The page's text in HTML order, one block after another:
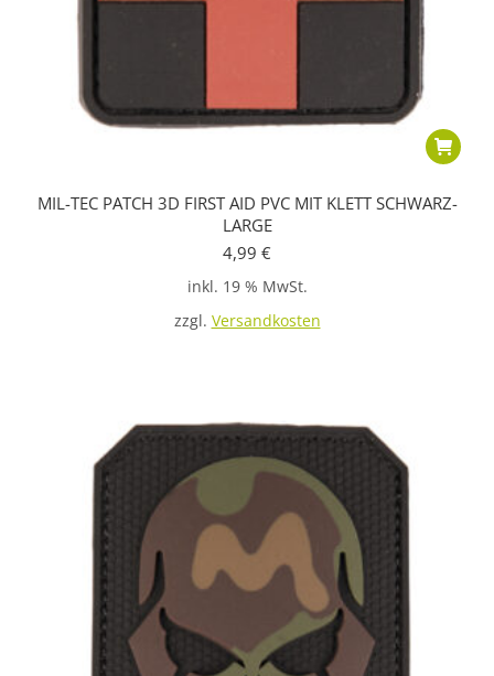
MIL-TEC PATCH 3D FIRST AID PVC MIT KLETT SCHWARZ-
LARGE
4,99 €
inkl. 19 % MwSt.
zzgl. Versandkosten